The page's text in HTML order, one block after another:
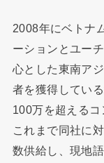
2008年にベトナ
ーションとユー
心とした東南ア
者を獲得してい
100万を超える
これまで同社に
数供給し、現地